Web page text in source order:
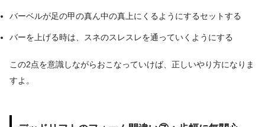
バーベルが足の甲の真ん中の真上にくるようにするセットする
バーを上げる時は、スネのスレスレを通っていくようにする
この2点を意識しながらおこなっていけば、正しいやり方になりま
すよ。